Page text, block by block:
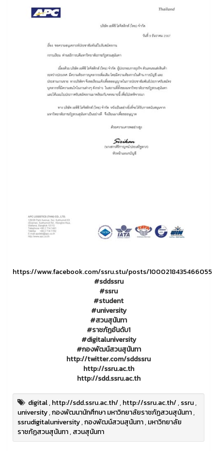
https://www.facebook.com/ssru.stu/posts/1000218435466055
#sddssru
#ssru
#student
#university
#สวนสุนันทา
#ราชภัฏอันดับ1
#digitaluniversity
#กองพัฒน์สวนสุนันทา
http://twitter.com/sddssru
http://ssru.ac.th
http://sdd.ssru.ac.th
digital,http://sdd.ssru.ac.th/,http://ssru.ac.th/,ssru,
university,กองพัฒนานักศึกษา มหาวิทยาลัยราชภัฏสวนสุนันทา,
ssrudigitaluniversity,กองพัฒน์สวนสุนันทา,มหาวิทยาลัย
ราชภัฏสวนสุนันทา,สวนสุนันทา